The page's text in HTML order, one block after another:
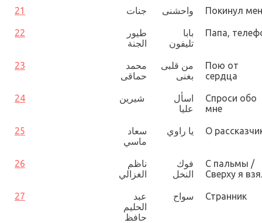
21 جنات واحشنى Покинул
22
طيور
الجنة
بابا
تليفون
Папа,
23
محمد
حماقى
من قلبى
بغنى
Пою от
сердца
24 شيرين
اسأل
عليا
Спроси обо
мне
25
سعاد
ماسي
يا راوي О
26
ناظم
الغزالي
فوك
النخل
С пальмы /
Сверху я
27
عبد
الحليم
حافظ
سواح Странник